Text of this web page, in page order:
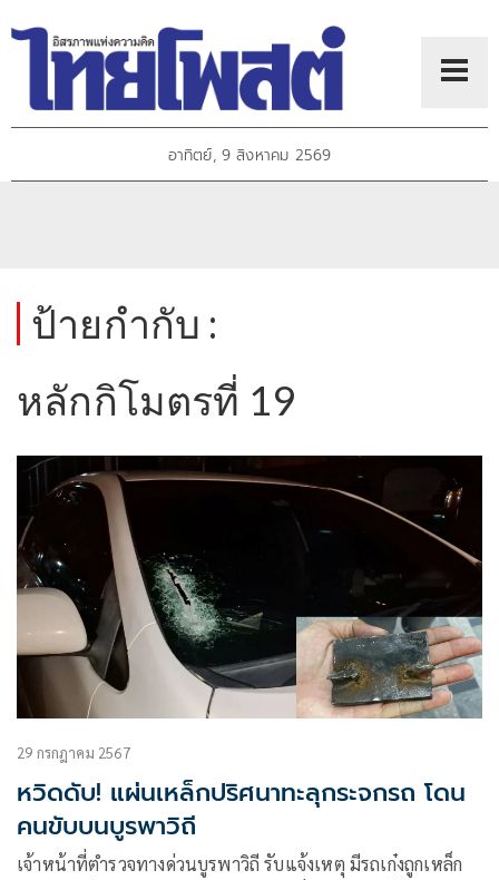
อาทิตย์, 9 สิงหาคม 2569
ป้ายกำกับ :
หลักกิโมตรที่ 19
29 กรกฎาคม 2567
หวิดดับ! แผ่นเหล็กปริศนาทะลุกระจกรถ โดน
คนขับบนบูรพาวิถี
เจ้าหน้าที่ตำรวจทางด่วนบูรพาวิถี รับแจ้งเหตุ มีรถเก๋งถูกเหล็ก